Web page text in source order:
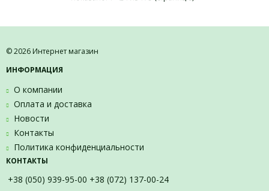
© 2026 Интернет магазин
ИНФОРМАЦИЯ
О компании
Оплата и доставка
Новости
Контакты
Политика конфиденциальности
КОНТАКТЫ
+38 (050) 939-95-00 +38 (072) 137-00-24